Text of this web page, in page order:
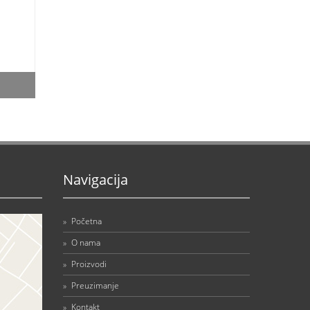
Navigacija
» Početna
» O nama
» Proizvodi
» Preuzimanje
» Kontakt